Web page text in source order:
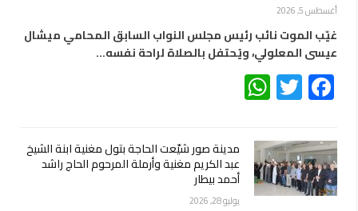
أغسطس 5, 2026
غيّب الموت نائب رئيس مجلس النواب السابق المحامي ميشال
عيسى المعلولي، ويُحتفل بالصلاة لراحة نفسه…
Facebook
Twitter
مدينة صور شيّعت الحاجة بتول مغنية ابنة الشيخ
عبد الكريم مغنية وأرملة المرحوم الحاج راشد
أحمد بيطار
يوليو 28, 2026